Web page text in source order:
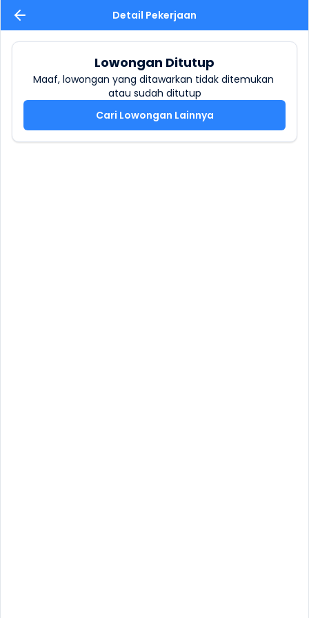
Detail Pekerjaan
Lowongan Ditutup
Maaf, lowongan yang ditawarkan tidak ditemukan
atau sudah ditutup
Cari Lowongan Lainnya